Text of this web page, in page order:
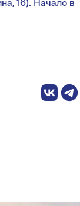
16). Начало в